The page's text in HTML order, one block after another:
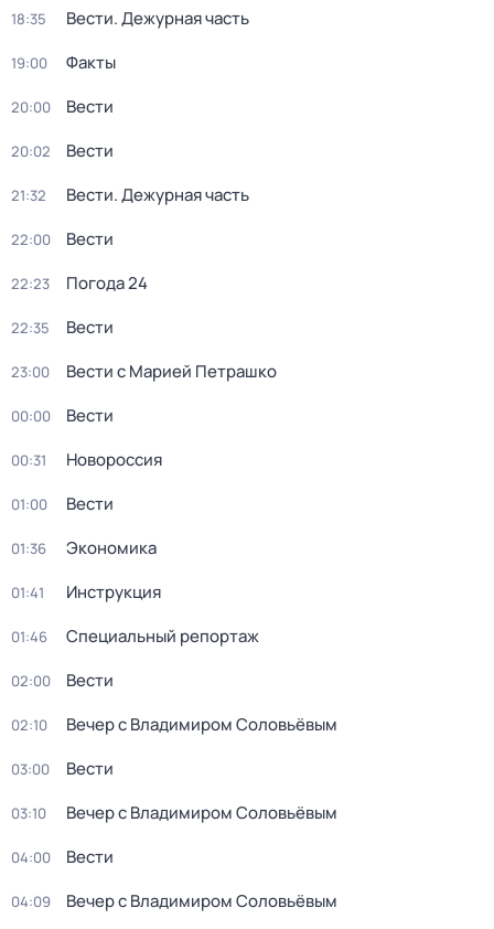
18:35 Вести. Дежурная часть
19:00 Факты
20:00 Вести
20:02 Вести
21:32 Вести. Дежурная часть
22:00 Вести
22:23 Погода 24
22:35 Вести
23:00 Вести с Марией Петрашко
00:00 Вести
00:31 Новороссия
01:00 Вести
01:36 Экономика
01:41 Инструкция
01:46 Специальный репортаж
02:00 Вести
02:10 Вечер с Владимиром Соловьёвым
03:00 Вести
03:10 Вечер с Владимиром Соловьёвым
04:00 Вести
04:09 Вечер с Владимиром Соловьёвым